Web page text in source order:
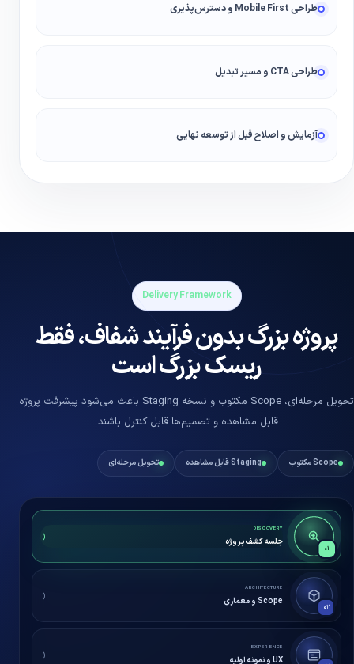
طراحی Mobile First و دسترس‌پذیری
طراحی CTA و مسیر تبدیل
آزمایش و اصلاح قبل از توسعه نهایی
Delivery Framework
پروژه بزرگ بدون فرآیند شفاف، فقط
ریسک بزرگ است
تحویل مرحله‌ای، Scope مکتوب و نسخه Staging باعث می‌شود پیشرفت پروژه
قابل مشاهده و تصمیم‌ها قابل کنترل باشند.
Scope مکتوب Staging قابل مشاهده تحویل مرحله‌ای
۰۱
DISCOVERY
جلسه کشف پروژه
۰۲
ARCHITECTURE
Scope و معماری
EXPERIENCE
UX و نمونه اولیه